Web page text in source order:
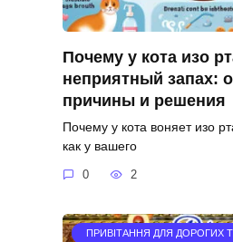
Почему у кота изо
неприятный запах:
причины и решения
Почему у кота воняет изо
как у вашего
0 2
ПРИВІТАННЯ ДЛЯ ДОРОГИХ